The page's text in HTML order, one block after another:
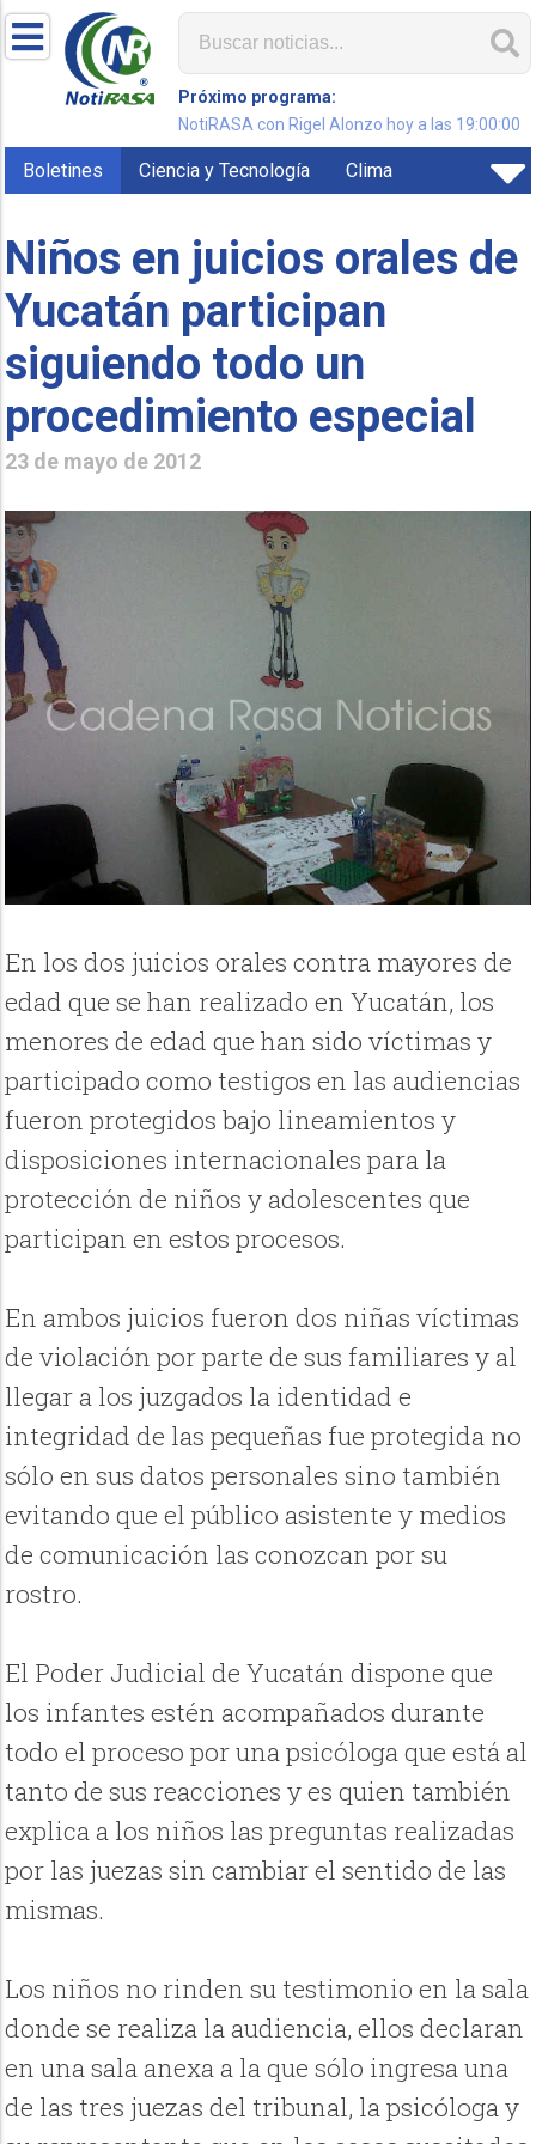
Próximo programa:
NotiRASA con Rigel Alonzo hoy a las 19:00:00
Boletines Ciencia y Tecnología Clima
Niños en juicios orales de
Yucatán participan
siguiendo todo un
procedimiento especial
23 de mayo de 2012
En los dos juicios orales contra mayores de
edad que se han realizado en Yucatán, los
menores de edad que han sido víctimas y
participado como testigos en las audiencias
fueron protegidos bajo lineamientos y
disposiciones internacionales para la
protección de niños y adolescentes que
participan en estos procesos.
En ambos juicios fueron dos niñas víctimas
de violación por parte de sus familiares y al
llegar a los juzgados la identidad e
integridad de las pequeñas fue protegida no
sólo en sus datos personales sino también
evitando que el público asistente y medios
de comunicación las conozcan por su
rostro.
El Poder Judicial de Yucatán dispone que
los infantes estén acompañados durante
todo el proceso por una psicóloga que está al
tanto de sus reacciones y es quien también
explica a los niños las preguntas realizadas
por las juezas sin cambiar el sentido de las
mismas.
Los niños no rinden su testimonio en la sala
donde se realiza la audiencia, ellos declaran
en una sala anexa a la que sólo ingresa una
de las tres juezas del tribunal, la psicóloga y